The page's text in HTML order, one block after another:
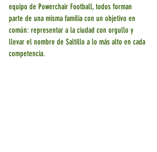
equipo de Powerchair Football, todos forman
parte de una misma familia con un objetivo en
común: representar a la ciudad con orgullo y
llevar el nombre de Saltillo a lo más alto en cada
competencia.